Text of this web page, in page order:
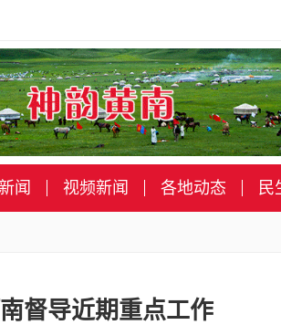
闻 视频新闻 各地动态 民
督导近期重点工作